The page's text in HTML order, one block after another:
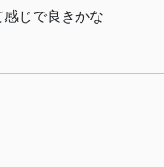
じで良きかな